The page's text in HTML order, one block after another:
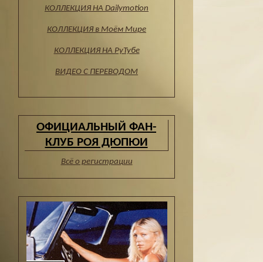
КОЛЛЕКЦИЯ НА Dailymotion
КОЛЛЕКЦИЯ в Моём Мире
КОЛЛЕКЦИЯ НА РуТубе
ВИДЕО С ПЕРЕВОДОМ
ОФИЦИАЛЬНЫЙ ФАН-
КЛУБ РОЯ ДЮПЮИ
Всё о регистрации